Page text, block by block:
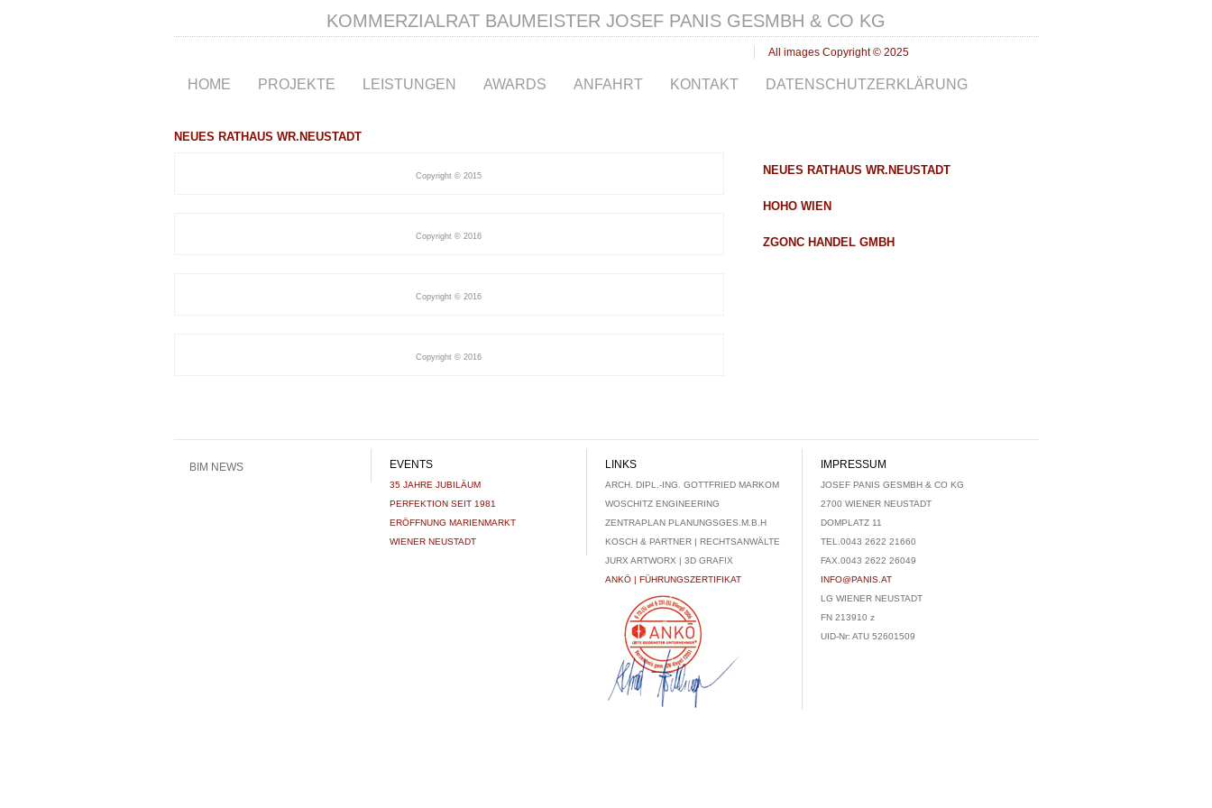
KOMMERZIALRAT BAUMEISTER JOSEF PANIS GESMBH & CO KG
All images Copyright © 2025
HOME PROJEKTE LEISTUNGEN AWARDS ANFAHRT KONTAKT DATENSCHUTZERKLÄRUNG
NEUES RATHAUS WR.NEUSTADT
Copyright © 2015
Copyright © 2016
Copyright © 2016
Copyright © 2016
NEUES RATHAUS WR.NEUSTADT
HOHO WIEN
ZGONC HANDEL GMBH
BIM NEWS EVENTS
35 JAHRE JUBILÄUM
PERFEKTION SEIT 1981
ERÖFFNUNG MARIENMARKT
WIENER NEUSTADT
LINKS
ARCH. DIPL.-ING. GOTTFRIED MARKOM
WOSCHITZ ENGINEERING
ZENTRAPLAN PLANUNGSGES.M.B.H
KOSCH & PARTNER | RECHTSANWÄLTE
JURX ARTWORX | 3D GRAFIX
ANKÖ | FÜHRUNGSZERTIFIKAT
IMPRESSUM
JOSEF PANIS GESMBH & CO KG
2700 WIENER NEUSTADT
DOMPLATZ 11
TEL.0043 2622 21660
FAX.0043 2622 26049
INFO@PANIS.AT
LG WIENER NEUSTADT
FN 213910 z
UID-Nr: ATU 52601509